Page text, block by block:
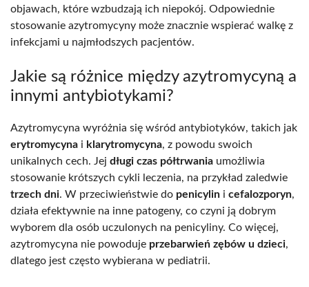
objawach, które wzbudzają ich niepokój. Odpowiednie
stosowanie azytromycyny może znacznie wspierać walkę z
infekcjami u najmłodszych pacjentów.
Jakie są różnice między azytromycyną a
innymi antybiotykami?
Azytromycyna wyróżnia się wśród antybiotyków, takich jak
erytromycyna i klarytromycyna, z powodu swoich
unikalnych cech. Jej długi czas półtrwania umożliwia
stosowanie krótszych cykli leczenia, na przykład zaledwie
trzech dni. W przeciwieństwie do penicylin i cefalozporyn,
działa efektywnie na inne patogeny, co czyni ją dobrym
wyborem dla osób uczulonych na penicyliny. Co więcej,
azytromycyna nie powoduje przebarwień zębów u dzieci,
dlatego jest często wybierana w pediatrii.